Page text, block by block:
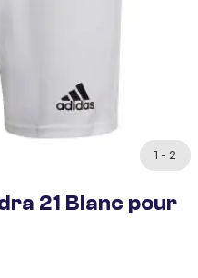
1 - 2
21 Blanc pour